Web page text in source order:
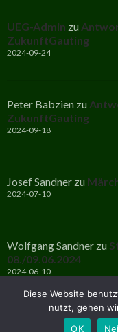
UEG-Admin zu
ZukunftGauting
2024-09-24
Peter Babzien zu
ZukunftGauting
2024-09-18
Josef Sandner zu
2024-07-10
Wolfgang Sandner zu
08./09.06.2024
2024-06-10
Diese Website
nutzt, gehen
OK